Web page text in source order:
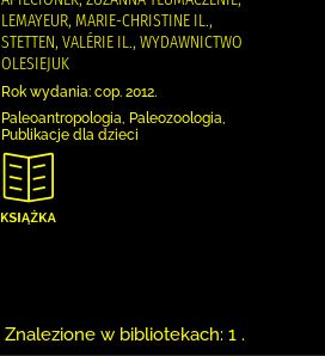
LEMAYEUR, MARIE-CHRISTINE IL.,
STETTEN, VALÉRIE IL., WYDAWNICTWO
OLESIEJUK
Rok wydania: cop. 2012.
Paleoantropologia, Paleozoologia,
Publikacje dla dzieci
Znalezione w bibliotekach: 1 .